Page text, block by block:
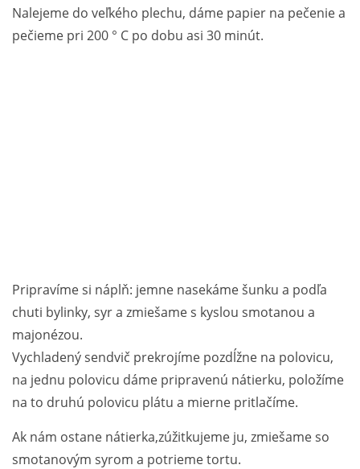
Nalejeme do veľkého plechu, dáme papier na pečenie a
pečieme pri 200 ° C po dobu asi 30 minút.
Pripravíme si náplň: jemne nasekáme šunku a podľa
chuti bylinky, syr a zmiešame s kyslou smotanou a
majonézou.
Vychladený sendvič prekrojíme pozdĺžne na polovicu,
na jednu polovicu dáme pripravenú nátierku, položíme
na to druhú polovicu plátu a mierne pritlačíme.
Ak nám ostane nátierka,zúžitkujeme ju, zmiešame so
smotanovým syrom a potrieme tortu.